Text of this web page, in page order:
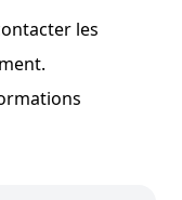
les